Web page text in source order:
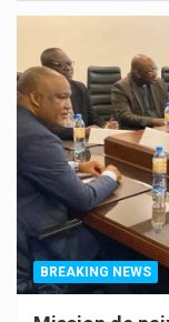
BREAKING NEWS